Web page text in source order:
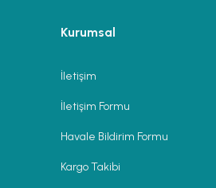
Kurumsal
İletişim
İletişim Formu
Havale Bildirim Formu
Kargo Takibi